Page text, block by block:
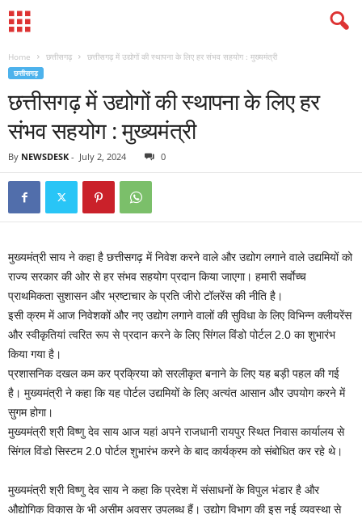
Home छत्तीसगढ़ छत्तीसगढ़ में उद्योगों की स्थापना के लिए हर संभव सहयोग : मुख्यमंत्री
छत्तीसगढ़
छत्तीसगढ़ में उद्योगों की स्थापना के लिए हर
संभव सहयोग : मुख्यमंत्री
By NEWSDESK - July 2, 2024 0
मुख्यमंत्री साय ने कहा है छत्तीसगढ़ में निवेश करने वाले और उद्योग लगाने वाले उद्यमियों को
राज्य सरकार की ओर से हर संभव सहयोग प्रदान किया जाएगा। हमारी सर्वाेच्च
प्राथमिकता सुशासन और भ्रष्टाचार के प्रति जीरो टॉलरेंस की नीति है।
इसी क्रम में आज निवेशकों और नए उद्योग लगाने वालों की सुविधा के लिए विभिन्न क्लीयरेंस
और स्वीकृतियां त्वरित रूप से प्रदान करने के लिए सिंगल विंडो पोर्टल 2.0 का शुभारंभ
किया गया है।
प्रशासनिक दखल कम कर प्रक्रिया को सरलीकृत बनाने के लिए यह बड़ी पहल की गई
है। मुख्यमंत्री ने कहा कि यह पोर्टल उद्यमियों के लिए अत्यंत आसान और उपयोग करने में
सुगम होगा।
मुख्यमंत्री श्री विष्णु देव साय आज यहां अपने राजधानी रायपुर स्थित निवास कार्यालय से
सिंगल विंडो सिस्टम 2.0 पोर्टल शुभारंभ करने के बाद कार्यक्रम को संबोधित कर रहे थे।
मुख्यमंत्री श्री विष्णु देव साय ने कहा कि प्रदेश में संसाधनों के विपुल भंडार है और
औद्योगिक विकास के भी असीम अवसर उपलब्ध हैं। उद्योग विभाग की इस नई व्यवस्था से